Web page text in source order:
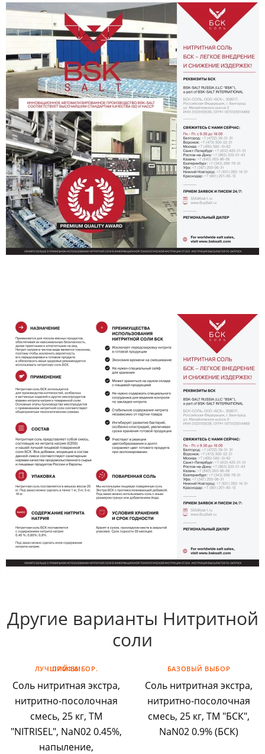
Другие варианты Нитритной
соли
ЛУЧШИЙ ВЫБОР. ПРОФИ!
Соль нитритная экстра,
нитритно-посолочная
смесь, 25 кг, ТМ
"NITRISEL", NaN02 0.45%,
напыление,
БАЗОВЫЙ ВЫБОР
Соль нитритная экстра,
нитритно-посолочная
смесь, 25 кг, ТМ "БСК",
NaN02 0.9% (БСК)